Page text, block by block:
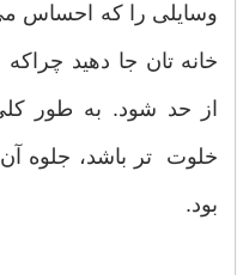
وسایلی را که احساس می
خانه تان جا دهید
از حد شود. به طور
خلوت تر باشد، جلوه
بود.